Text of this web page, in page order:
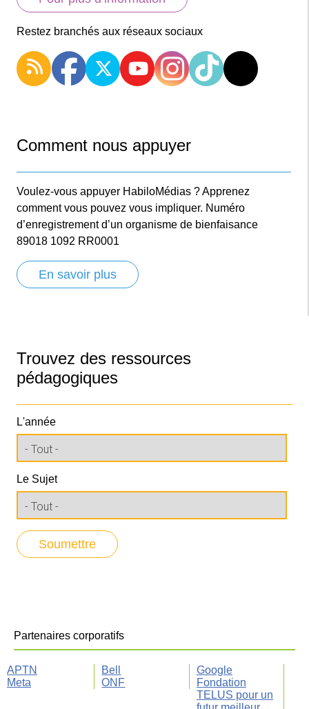
Restez branchés aux réseaux sociaux
Comment nous appuyer
Voulez-vous appuyer HabiloMédias ? Apprenez
comment vous pouvez vous impliquer. Numéro
d’enregistrement d’un organisme de bienfaisance
89018 1092 RR0001
En savoir plus
Trouvez des ressources
pédagogiques
L'année
Le Sujet
Partenaires corporatifs
APTN Bell
Google
Meta
ONF
Fondation
TELUS pour un